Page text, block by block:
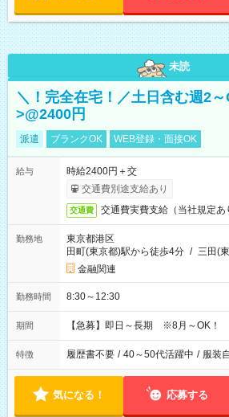
未読
＼！完全在宅！／土日含む週2
>@2400円
派遣 ブランクOK WEB登録・面接OK
給与
時給2400円＋交
交通費別途支給あり
交通費 交通費実費支給（当社規定あ
勤務地
東京都港区
田町(東京都)駅から徒歩4分 / 三田(
金融関連
勤務時間 8:30～12:30
期間 【急募】即日～長期 ※8月～OK！
特徴 履歴書不要 / 40～50代活躍中 / 服装
気になる！ 応募する